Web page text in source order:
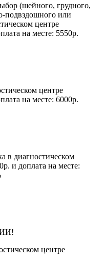
(шейного, грудного,
подвздошного или
центре
на месте: 5550р.
центре
на месте: 6000р.
в диагностическом
и доплата на месте:
центре